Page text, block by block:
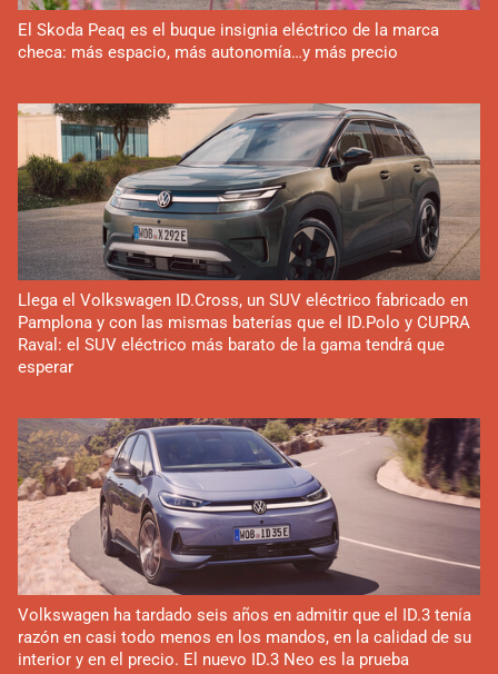
El Skoda Peaq es el buque insignia eléctrico de la marca
checa: más espacio, más autonomía…y más precio
Llega el Volkswagen ID.Cross, un SUV eléctrico fabricado en
Pamplona y con las mismas baterías que el ID.Polo y CUPRA
Raval: el SUV eléctrico más barato de la gama tendrá que
esperar
Volkswagen ha tardado seis años en admitir que el ID.3 tenía
razón en casi todo menos en los mandos, en la calidad de su
interior y en el precio. El nuevo ID.3 Neo es la prueba